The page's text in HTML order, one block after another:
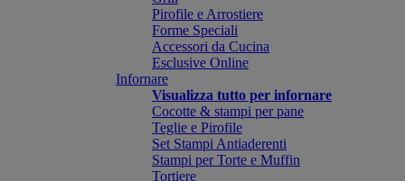
Pirofile e Arrostiere
Forme Speciali
Accessori da Cucina
Esclusive Online
Infornare
Visualizza tutto per infornare
Cocotte & stampi per pane
Teglie e Pirofile
Set Stampi Antiaderenti
Stampi per Torte e Muffin
Tortiere